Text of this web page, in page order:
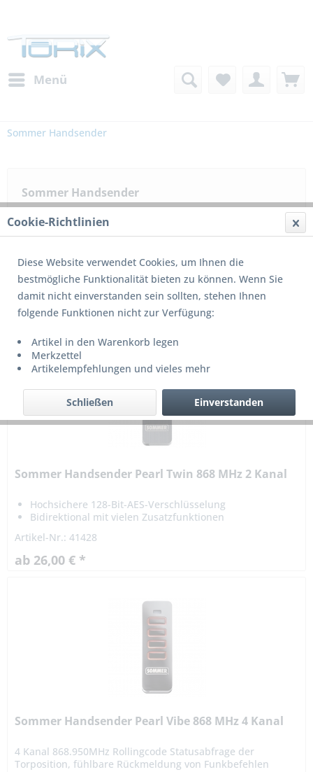
Menü
Sommer Handsender
Sommer Handsender
2 von2
Sommer Handsender Pearl Twin 868 MHz 2 Kanal
Hochsichere 128-Bit-AES-Verschlüsselung
Bidirektional mit vielen Zusatzfunktionen
Artikel-Nr.: 41428
ab 26,00 € *
Sommer Handsender Pearl Vibe 868 MHz 4 Kanal
4 Kanal 868.950MHz Rollingcode Statusabfrage der
Torposition, fühlbare Rückmeldung von Funkbefehlen
Cookie-Richtlinien
Diese Website verwendet Cookies, um Ihnen die
bestmögliche Funktionalität bieten zu können. Wenn Sie
damit nicht einverstanden sein sollten, stehen Ihnen
folgende Funktionen nicht zur Verfügung:
Artikel in den Warenkorb legen
Merkzettel
Artikelempfehlungen und vieles mehr
Einverstanden
Schließen